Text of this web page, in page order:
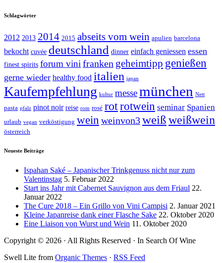
Schlagwörter
2012 2013 2014 2015 abseits vom wein apulien barcelona
bekocht cuvée deutschland dinner einfach geniessen essen
finest spirits forum vini franken geheimtipp genießen
gerne wieder healthy food italien japan
Kaufempfehlung kultur messemünchen Nett
pasta pfalz pinot noir reise rom rosé rotrotwein seminar Spanien
urlaub vegan verköstigung wein weinvon3weißweißwein
österreich
Neueste Beiträge
Ispahan Saké – Japanischer Trinkgenuss nicht nur zum
Valentinstag 5. Februar 2022
Start ins Jahr mit Cabernet Sauvignon aus dem Friaul 22.
Januar 2022
The Cure 2018 – Ein Grillo von Vini Campisi 2. Januar 2021
Kleine Japanreise dank einer Flasche Sake 22. Oktober 2020
Eine Liaison von Wurst und Wein 11. Oktober 2020
Copyright © 2026 · All Rights Reserved · In Search Of Wine
Swell Lite from Organic Themes · RSS Feed